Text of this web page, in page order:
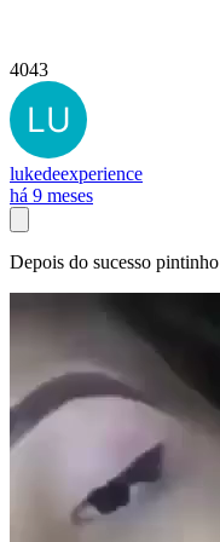
4043
lukedeexperience
há 9 meses
Depois do sucesso